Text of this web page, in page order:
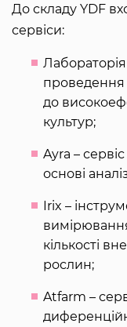
До складу YDF
сервіси:
проведення
до
культур;
Ayra –
основі
Irix –
кількості
рослин;
Atfarm –